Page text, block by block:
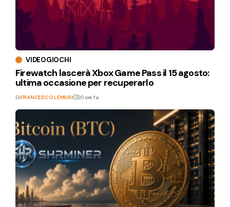
VIDEOGIOCHI
Firewatch lascerà Xbox Game Pass il 15 agosto:
ultima occasione per recuperarlo
DiFRANCESCO LEMURI 20 ore fa